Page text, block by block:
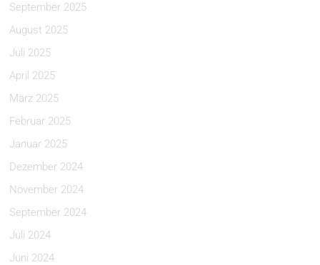
September 2025
August 2025
Juli 2025
April 2025
März 2025
Februar 2025
Januar 2025
Dezember 2024
November 2024
September 2024
Juli 2024
Juni 2024